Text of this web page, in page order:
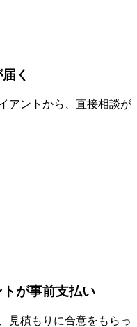
く
アントから、直接相談が
が事前支払い
見積もりに合意をもらっ